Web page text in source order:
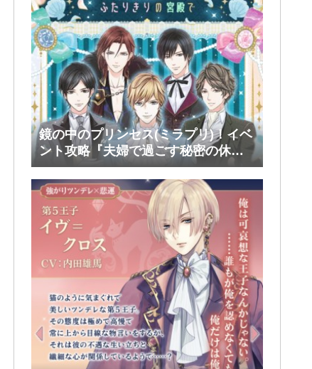
鏡の中のプリンセス(ミラプリ)！イベ
ント攻略『夫婦で過ごす秘密の休
日』後半(ファリス・ヴィンセント)